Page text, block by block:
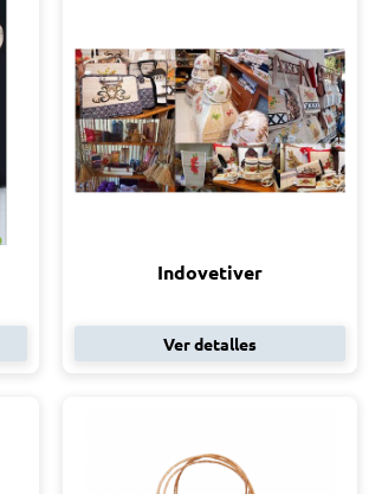
Indovetiver
Ver detalles